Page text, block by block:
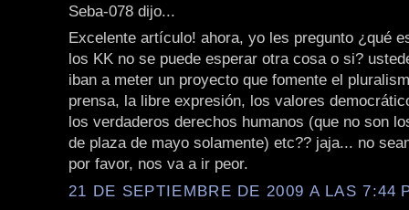
Seba-078 dijo...
Excelente artículo! ahora, yo les pregunto ¿qué
los KK no se puede esperar otra cosa o si?
iban a meter un proyecto que fomente el
prensa, la libre expresión, los valores
los verdaderos derechos humanos (que no son
de plaza de mayo solamente) etc?? jaja... no
por favor, nos va a ir peor.
21 DE SEPTIEMBRE DE 2009 A LAS 7:44